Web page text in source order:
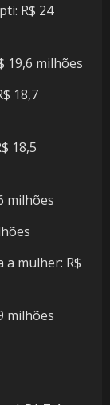
R$ 24
19,6 milhões
18,7
18,5
milhões
mulher: R$
milhões